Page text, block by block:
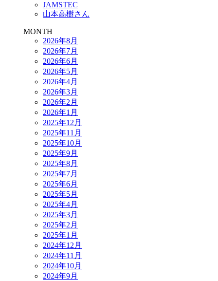
JAMSTEC
山本高樹さん
MONTH
2026年8月
2026年7月
2026年6月
2026年5月
2026年4月
2026年3月
2026年2月
2026年1月
2025年12月
2025年11月
2025年10月
2025年9月
2025年8月
2025年7月
2025年6月
2025年5月
2025年4月
2025年3月
2025年2月
2025年1月
2024年12月
2024年11月
2024年10月
2024年9月